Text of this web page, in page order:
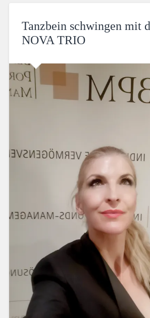
Tanzbein schwingen mit
NOVA TRIO